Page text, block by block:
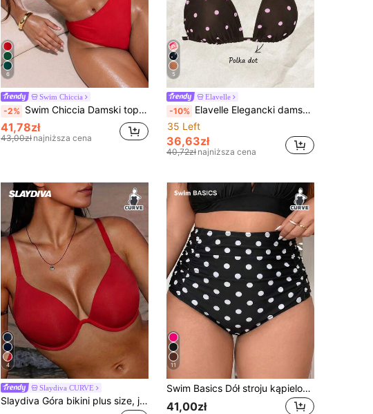
6
Swim Chiccia
-2% Swim Chiccia Damski top bikini plus size, gładki czarny, nowość 2026, hit sprzedażowy, modny, świąteczny, na co dzień, minimalistyczny, casualowy, dopasowany, z wiązaniem halter, sznurkiem i kokardką, seksowny
41,78zł
43,00zł najniższa cena
5
Elavelle
-10% Elavelle Elegancki damski top bikini typu halter w groszki, w dużych rozmiarach, z regulowanymi, krzyżującymi się ramiączkami z tyłu, odpowiedni na wakacje, plażę, imprezę przy basenie, festiwal muzyczny
35 Left
36,63zł
40,72zł najniższa cena
4
Slaydiva CURVE
Slaydiva Góra bikini plus size, jednolity kolor, seksowna, minimalistyczna, strój kąpielowy
11
Swim Basics Dół stroju kąpielowego plus size w grochy, ultra wysoki stan, marszczony, modelujący brzuch
41,00zł